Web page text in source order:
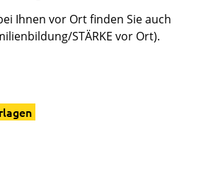
Ihnen vor Ort finden Sie auch
STÄRKE vor Ort).